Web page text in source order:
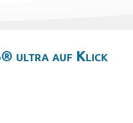
ultra auf Klick